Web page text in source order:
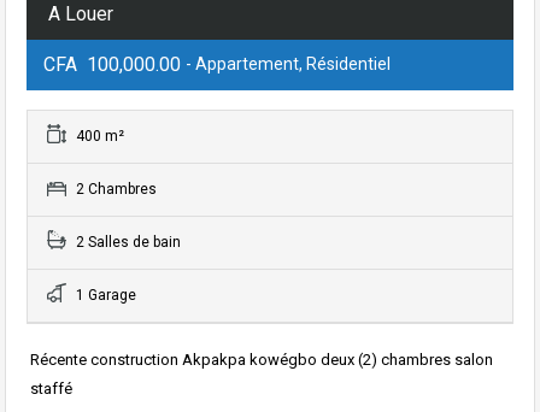
A Louer
CFA 100,000.00 - Appartement, Résidentiel
400 m²
2 Chambres
2 Salles de bain
1 Garage
Récente construction Akpakpa kowégbo deux (2) chambres salon
staffé